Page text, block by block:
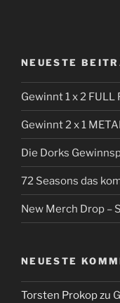
NEUESTE
Gewinnt 1 x 2 FULL
Gewinnt 2 x 1
Die Dorks
72 Seasons das
New Merch Drop –
NEUESTE
Torsten Prokopzu